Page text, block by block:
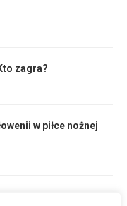
zagra?
w piłce nożnej